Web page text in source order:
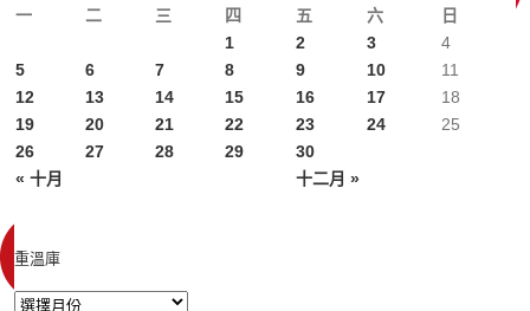
一
二 三 四 五 六 日
« 十月 十二月 »
1 2 3
4
5
6 7 8 9 10
11
12
13 14 15 16 17
18
19
20 21 22 23 24
25
26
27 28 29 30
重溫庫